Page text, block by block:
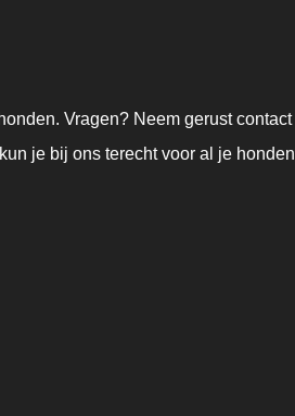
Vragen? Neem gerust contact
je bij ons terecht voor al je honden